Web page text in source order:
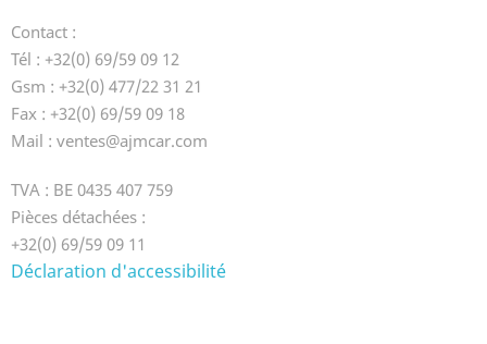
Contact :
Tél : +32(0) 69/59 09 12
Gsm : +32(0) 477/22 31 21
Fax : +32(0) 69/59 09 18
Mail : ventes@ajmcar.com
TVA : BE 0435 407 759
Pièces détachées :
+32(0) 69/59 09 11
Déclaration d'accessibilité